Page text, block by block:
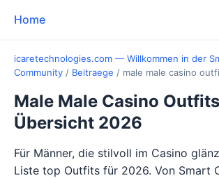
Home
icaretechnologies.com — Willkommen in der
Community / Beitraege / male male casino
Male Male Casino
Übersicht 2026
Für Männer, die stilvoll im Casino
Liste top Outfits für 2026. Von Smart